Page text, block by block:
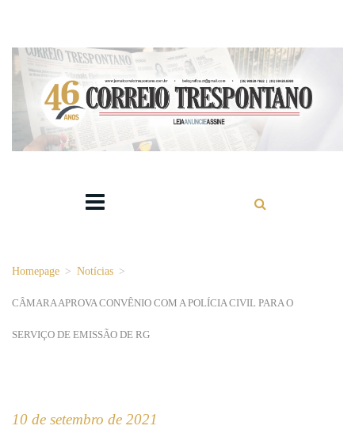
Homepage > Notícias >
CÂMARA APROVA CONVÊNIO COM A POLÍCIA CIVIL PARA O
SERVIÇO DE EMISSÃO DE RG
10 de setembro de 2021